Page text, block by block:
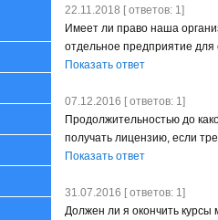
22.11.2018 [ ответов: 1]
Имеет ли право наша
отдельное предприятие для
Показать ответ
07.12.2016 [ ответов: 1]
Продолжительностью до
получать лицензию, если
Показать ответ
31.07.2016 [ ответов: 1]
Должен ли я окончить курсы